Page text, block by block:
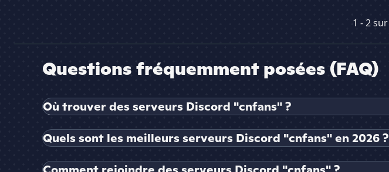
1 - 2
Questions fréquemment posées (FAQ)
Où trouver des serveurs Discord "cnfans" ?
Quels sont les meilleurs serveurs Discord "cnfans" en 2026 ?